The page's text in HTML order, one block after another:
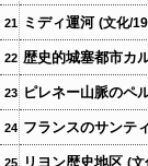
21 ミディ運河 (文化/
22 歴史的城塞都市カ
23 ピレネー山脈のペ
24 フランスのサンテ
25 リヨン歴史地区 (文